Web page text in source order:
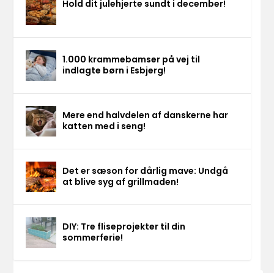
Hold dit julehjerte sundt i december!
1.000 krammebamser på vej til
indlagte børn i Esbjerg!
Mere end halvdelen af danskerne har
katten med i seng!
Det er sæson for dårlig mave: Undgå
at blive syg af grillmaden!
DIY: Tre fliseprojekter til din
sommerferie!